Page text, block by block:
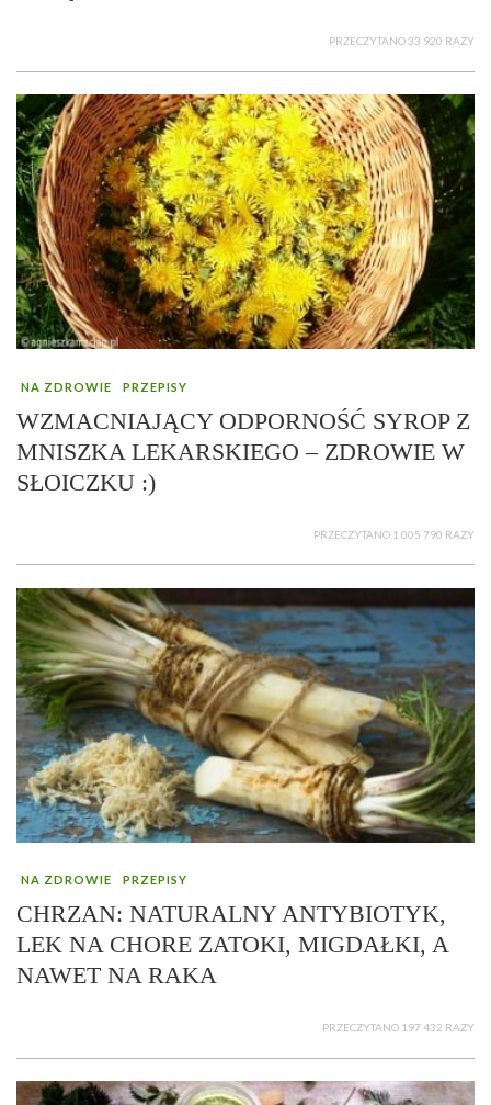
PRZECZYTANO 33 920 RAZY
NA ZDROWIE PRZEPISY
WZMACNIAJĄCY ODPORNOŚĆ SYROP Z
MNISZKA LEKARSKIEGO – ZDROWIE W
SŁOICZKU :)
PRZECZYTANO 1 005 790 RAZY
NA ZDROWIE PRZEPISY
CHRZAN: NATURALNY ANTYBIOTYK,
LEK NA CHORE ZATOKI, MIGDAŁKI, A
NAWET NA RAKA
PRZECZYTANO 197 432 RAZY